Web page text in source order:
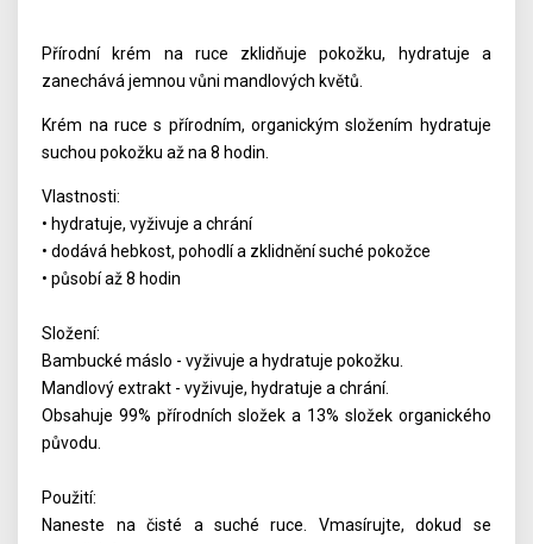
Přírodní krém na ruce zklidňuje pokožku, hydratuje a
zanechává jemnou vůni mandlových květů.
Krém na ruce s přírodním, organickým složením hydratuje
suchou pokožku až na 8 hodin.
Vlastnosti:
• hydratuje, vyživuje a chrání
• dodává hebkost, pohodlí a zklidnění suché pokožce
• působí až 8 hodin
Složení:
Bambucké máslo - vyživuje a hydratuje pokožku.
Mandlový extrakt - vyživuje, hydratuje a chrání.
Obsahuje 99% přírodních složek a 13% složek organického
původu.
Použití:
Naneste na čisté a suché ruce. Vmasírujte, dokud se